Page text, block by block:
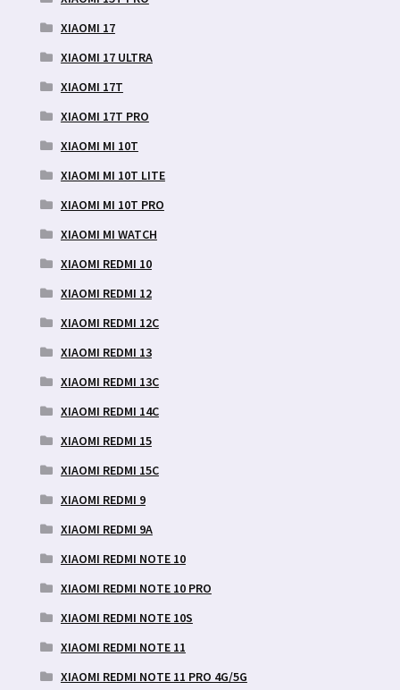
XIAOMI 17
XIAOMI 17 ULTRA
XIAOMI 17T
XIAOMI 17T PRO
XIAOMI MI 10T
XIAOMI MI 10T LITE
XIAOMI MI 10T PRO
XIAOMI MI WATCH
XIAOMI REDMI 10
XIAOMI REDMI 12
XIAOMI REDMI 12C
XIAOMI REDMI 13
XIAOMI REDMI 13C
XIAOMI REDMI 14C
XIAOMI REDMI 15
XIAOMI REDMI 15C
XIAOMI REDMI 9
XIAOMI REDMI 9A
XIAOMI REDMI NOTE 10
XIAOMI REDMI NOTE 10 PRO
XIAOMI REDMI NOTE 10S
XIAOMI REDMI NOTE 11
XIAOMI REDMI NOTE 11 PRO 4G/5G